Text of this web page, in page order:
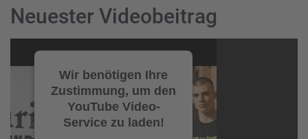
Neuester Videobeitrag
Player
Wir benötigen Ihre
Zustimmung, um den
YouTube Video-
Service zu laden!